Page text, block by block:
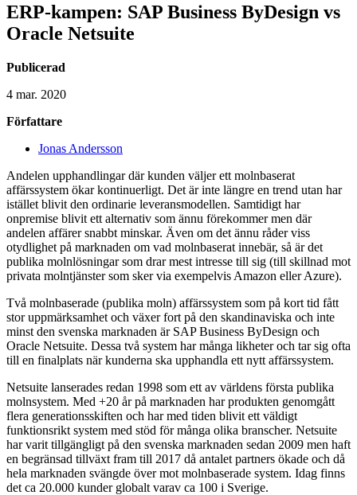
ERP-kampen: SAP Business ByDesign vs
Oracle Netsuite
Publicerad
4 mar. 2020
Författare
Jonas Andersson
Andelen upphandlingar där kunden väljer ett molnbaserat
affärssystem ökar kontinuerligt. Det är inte längre en trend utan har
istället blivit den ordinarie leveransmodellen. Samtidigt har
onpremise blivit ett alternativ som ännu förekommer men där
andelen affärer snabbt minskar. Även om det ännu råder viss
otydlighet på marknaden om vad molnbaserat innebär, så är det
publika molnlösningar som drar mest intresse till sig (till skillnad mot
privata molntjänster som sker via exempelvis Amazon eller Azure).
Två molnbaserade (publika moln) affärssystem som på kort tid fått
stor uppmärksamhet och växer fort på den skandinaviska och inte
minst den svenska marknaden är SAP Business ByDesign och
Oracle Netsuite. Dessa två system har många likheter och tar sig ofta
till en finalplats när kunderna ska upphandla ett nytt affärssystem.
Netsuite lanserades redan 1998 som ett av världens första publika
molnsystem. Med +20 år på marknaden har produkten genomgått
flera generationsskiften och har med tiden blivit ett väldigt
funktionsrikt system med stöd för många olika branscher. Netsuite
har varit tillgängligt på den svenska marknaden sedan 2009 men haft
en begränsad tillväxt fram till 2017 då antalet partners ökade och då
hela marknaden svängde över mot molnbaserade system. Idag finns
det ca 20.000 kunder globalt varav ca 100 i Sverige.